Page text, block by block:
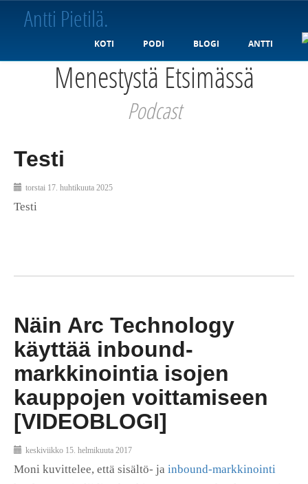
Antti Pietilä.
KOTI PODI BLOGI ANTTI
Menestystä Etsimässä
Podcast
Testi
torstai 17. huhtikuuta 2025
Testi
Näin Arc Technology
käyttää inbound-
markkinointia isojen
kauppojen voittamiseen
[VIDEOBLOGI]
keskiviikko 15. helmikuuta 2017
Moni kuvittelee, että sisältö- ja inbound-markkinointi